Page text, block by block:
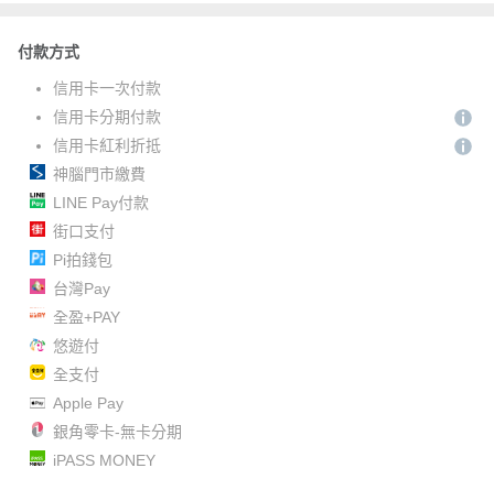
付款方式
信用卡一次付款
信用卡分期付款
信用卡紅利折抵
神腦門市繳費
LINE Pay付款
街口支付
Pi拍錢包
台灣Pay
全盈+PAY
悠遊付
全支付
Apple Pay
銀角零卡-無卡分期
iPASS MONEY